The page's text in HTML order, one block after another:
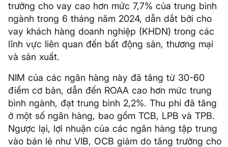
trưởng cho vay cao hơn mức 7,7% của trung bình
ngành trong 6 tháng năm 2024, dẫn dắt bởi cho
vay khách hàng doanh nghiệp (KHDN) trong các
lĩnh vực liên quan đến bất động sản, thương mại
và sản xuất.
NIM của các ngân hàng này đã tăng từ 30-60
điểm cơ bản, dẫn đến ROAA cao hơn mức trung
bình ngành, đạt trung bình 2,2%. Thu phí đã tăng
ở một số ngân hàng, bao gồm TCB, LPB và TPB.
Ngược lại, lợi nhuận của các ngân hàng tập trung
vào bán lẻ như VIB, OCB giảm do tăng trưởng cho